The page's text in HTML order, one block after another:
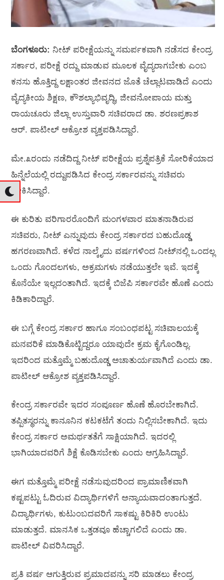
ಬೆಂಗಳೂರು: ನೀಟ್‌ ಪರೀಕ್ಷೆಯನ್ನು ಸಮರ್ಪಕವಾಗಿ ನಡೆಸದ ಕೇಂದ್ರ
ಸರ್ಕಾರ, ಪರೀಕ್ಷೆ ರದ್ದು ಮಾಡುವ ಮೂಲಕ ವೈದ್ಯರಾಗಬೇಕು ಎಂಬ
ಕನಸು ಹೊತ್ತಿದ್ದ ಲಕ್ಷಾಂತರ ಜೀವನದ ಜೊತೆ ಚೆಲ್ಲಾಟವಾಡಿದೆ ಎಂದು
ವೈದ್ಯಕೀಯ ಶಿಕ್ಷಣ, ಕೌಶಲ್ಯಾಭಿವೃದ್ಧಿ, ಜೀವನೋಪಾಯ ಮತ್ತು
ರಾಯಚೂರು ಜಿಲ್ಲಾ ಉಸ್ತುವಾರಿ ಸಚಿವರಾದ ಡಾ. ಶರಣಪ್ರಕಾಶ
ಆರ್. ಪಾಟೀಲ್ ಆಕ್ರೋಶ ವ್ಯಕ್ತಪಡಿಸಿದ್ದಾರೆ.
ಮೇ.೩ರಂದು ನಡೆದಿದ್ದ ನೀಟ್‌ ಪರೀಕ್ಷೆಯ ಪ್ರಶ್ನೆಪತ್ರಿಕೆ ಸೋರಿಕೆಯಾದ
ಹಿನ್ನೆಲೆಯಲ್ಲಿ ರದ್ದುಪಡಿಸಿದ ಕೇಂದ್ರ ಸರ್ಕಾರವನ್ನು ಸಚಿವರು
ಟೀಕಿಸಿದ್ದಾರೆ.
ಈ ಕುರಿತು ವರಿಗಾರರೊಂದಿಗೆ ಮಂಗಳವಾರ ಮಾತನಾಡಿರುವ
ಸಚಿವರು, ನೀಟ್‌ ಎನ್ನುವುದು ಕೇಂದ್ರ ಸರ್ಕಾರದ ಬಹುದೊಡ್ಡ
ಹಗರಣವಾಗಿದೆ. ಕಳೆದ ನಾಲ್ಕೈದು ವರ್ಷಗಳಿಂದ ನೀಟ್‌ನಲ್ಲಿ ಒಂದಲ್ಲ
ಒಂದು ಗೊಂದಲಗಳು, ಅಕ್ರಮಗಳು ನಡೆಯುತ್ತಲೇ ಇವೆ. ಇದಕ್ಕೆ
ಕೊನೆಯೇ ಇಲ್ಲದಂತಾಗಿದೆ. ಇದಕ್ಕೆ ಬಿಜೆಪಿ ಸರ್ಕಾರವೇ ಹೊಣೆ ಎಂದು
ಕಿಡಿಕಾರಿದ್ದಾರೆ.
ಈ ಬಗ್ಗೆ ಕೇಂದ್ರ ಸರ್ಕಾರ ಹಾಗೂ ಸಂಬಂಧಪಟ್ಟ ಸಚಿವಾಲಯಕ್ಕೆ
ಮನವರಿಕೆ ಮಾಡಿಕೊಟ್ಟಿದ್ದರೂ ಯಾವುದೇ ಕ್ರಮ ಕೈಗೊಂಡಿಲ್ಲ.
ಇದರಿಂದ ಮತ್ತೊಮ್ಮೆ ಬಹುದೊಡ್ಡ ಅಚಾತುರ್ಯವಾಗಿದೆ ಎಂದು ಡಾ.
ಪಾಟೀಲ್‌ ಆಕ್ರೋಶ ವ್ಯಕ್ತಪಡಿಸಿದ್ದಾರೆ.
ಕೇಂದ್ರ ಸರ್ಕಾರವೇ ಇದರ ಸಂಪೂರ್ಣ ಹೊಣೆ ಹೊರಬೇಕಾಗಿದೆ.
ತಪ್ಪಿತಸ್ಥರನ್ನು ಕಾನೂನಿನ ಕಟಕಟೆಗೆ ತಂದು ನಿಲ್ಲಿಸಬೇಕಾಗಿದೆ. ಇದು
ಕೇಂದ್ರ ಸರ್ಕಾರ ಅಮರ್ಥತತೆಗೆ ಸಾಕ್ಷಿಯಾಗಿದೆ. ಇದರಲ್ಲಿ
ಭಾಗಿಯಾದವರಿಗೆ ಶಿಕ್ಷೆ ಕೊಡಿಸಬೇಕು ಎಂದು ಆಗ್ರಹಿಸಿದ್ದಾರೆ.
ಈಗ ಮತ್ತೊಮ್ಮೆ ಪರೀಕ್ಷೆ ನಡೆಸುವುದರಿಂದ ಪ್ರಾಮಾಣಿಕವಾಗಿ
ಕಷ್ಟಪಟ್ಟು ಓದಿರುವ ವಿದ್ಯಾರ್ಥಿಗಳಿಗೆ ಅನ್ಯಾಯವಾದಂತಾಗುತ್ತದೆ.
ವಿದ್ಯಾರ್ಥಿಗಳು, ಕುಟುಂಬದವರಿಗೆ ಸಾಕಷ್ಟು ಕಿರಿಕಿರಿ ಉಂಟು
ಮಾಡುತ್ತದೆ. ಮಾನಸಿಕ ಒತ್ತಡವೂ ಹೆಚ್ಚಾಗಲಿದೆ ಎಂದು ಡಾ.
ಪಾಟೀಲ್‌ ವಿವರಿಸಿದ್ದಾರೆ.
ಪ್ರತಿ ವರ್ಷ ಆಗುತ್ತಿರುವ ಪ್ರಮಾದವನ್ನು ಸರಿ ಮಾಡಲು ಕೇಂದ್ರ